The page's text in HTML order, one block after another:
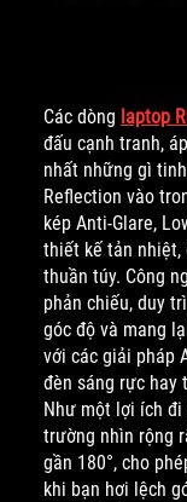
Các dòng laptop
đấu cạnh tranh,
nhất những gì
Reflection vào
kép Anti-Glare,
thiết kế tản nhiệt,
thuần túy. Công
phản chiếu, duy
góc độ và mang
với các giải pháp
đèn sáng rực hay
Như một lợi ích đi
trường nhìn rộng
gần 180°, cho
khi bạn hơi lệch